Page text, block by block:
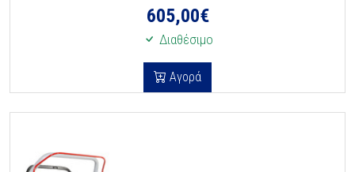
605,00€
Διαθέσιμο
Αγορά